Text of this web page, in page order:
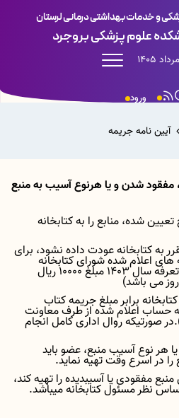
و خدمات بهداشتی درمانی لرستان
علوم پزشکی بروجرد
ورود
آیین نامه جریمه
مفقودشدنویاهرنوعآسیببهمنبع
شده، منابع را به کتابخانه
به کتابخانه عودت داده نشود، برای
های اعلام شده شورای کتابخانه
تعرفه سال1403 مبلغ10000ریال
می باشد(
برابر مبلغ جریمه کتاب
حساب اعلام شده از طرف معاونت
در صورتیکه روال اداری کامل انجام
هر نوع آسیب منبع، عضو باید
در اسرع وقت تهیه نماید.
مفقودی یا آسیبدیده را تهیه کند،
نظر مسئول کتابخانه میباشد.